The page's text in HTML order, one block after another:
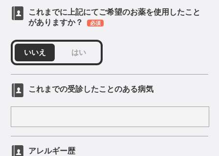
これまでに上記にてご希望のお薬を使用したこと
がありますか？
必須
いいえ はい
これまでの受診したことのある病気
アレルギー歴